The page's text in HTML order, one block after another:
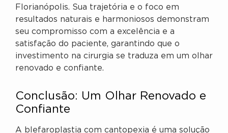
Florianópolis. Sua trajetória e o foco em
resultados naturais e harmoniosos demonstram
seu compromisso com a excelência e a
satisfação do paciente, garantindo que o
investimento na cirurgia se traduza em um olhar
renovado e confiante.
Conclusão: Um Olhar Renovado e
Confiante
A blefaroplastia com cantopexia é uma solução